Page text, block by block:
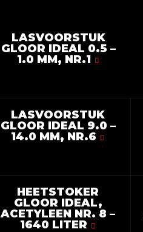
LASVOORSTUK
GLOOR IDEAL 0.5 –
1.0 MM, NR.1
LASVOORSTUK
GLOOR IDEAL 9.0 –
14.0 MM, NR.6
HEETSTOKER
GLOOR IDEAL,
ACETYLEEN NR. 8 –
1640 LITER